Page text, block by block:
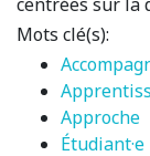
Mots clé(s):
Approche
Étudiant·e